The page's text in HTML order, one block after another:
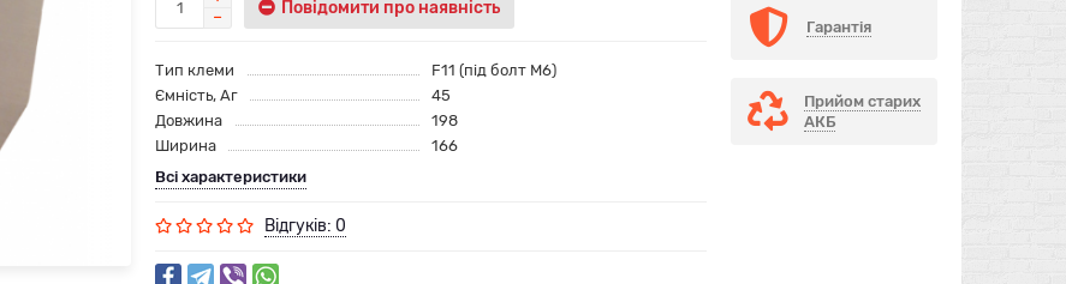
Повідомити про наявність
Тип клеми
F11 (під болт М6)
Ємність, Аг
45
Довжина
198
Ширина
166
Всі характеристики
Відгуків: 0
Гарантія
Прийом старих
АКБ